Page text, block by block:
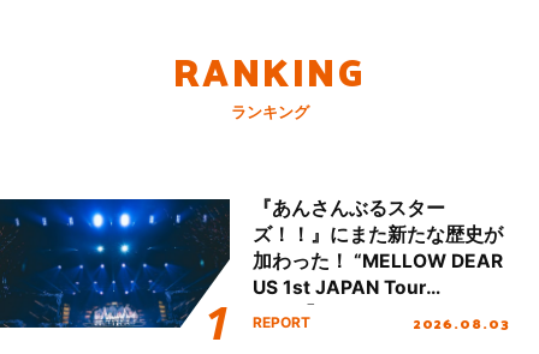
RANKING
ランキング
『あんさんぶるスター
ズ！！』にまた新たな歴史が
加わった！ “MELLOW DEAR
US 1st JAPAN Tour
Final「NICE to meet YOU
REPORT 2026.08.03